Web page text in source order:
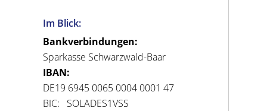
Im Blick:
Bankverbindungen:
Sparkasse Schwarzwald-Baar
IBAN:
DE19 6945 0065 0004 0001 47
BIC: SOLADES1VSS